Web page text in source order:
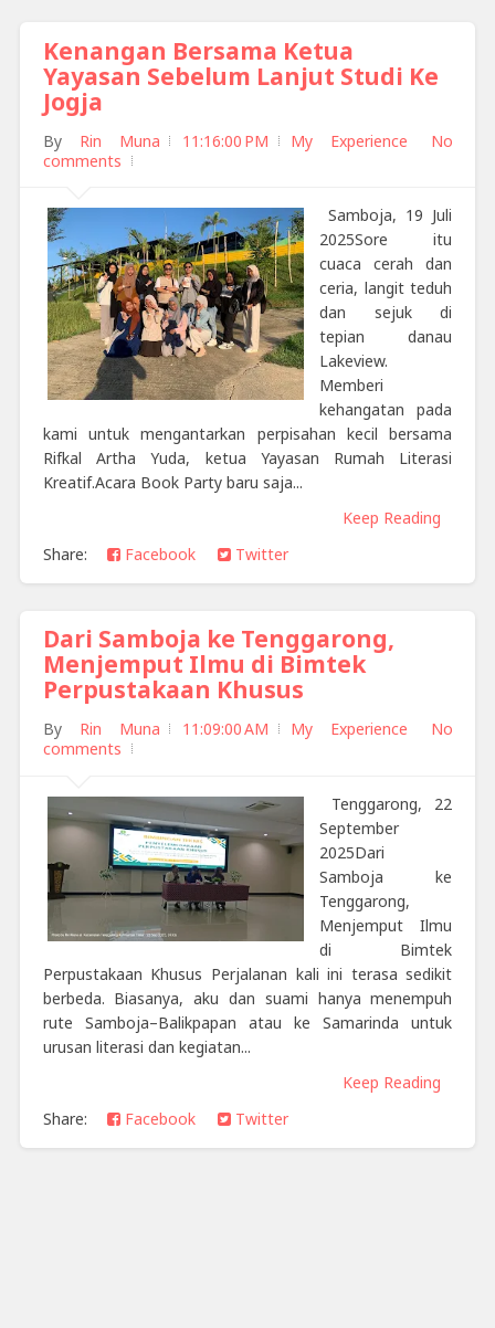
Kenangan Bersama Ketua
Yayasan Sebelum Lanjut Studi Ke
Jogja
By Rin Muna 11:16:00 PM My Experience
No
comments
Samboja, 19 Juli
2025Sore itu
cuaca cerah dan
ceria, langit teduh
dan sejuk di
tepian danau
Lakeview.
Memberi
kehangatan pada
kami untuk mengantarkan perpisahan kecil bersama
Rifkal Artha Yuda, ketua Yayasan Rumah Literasi
Kreatif.Acara Book Party baru saja...
Keep Reading
Share:
Facebook Twitter
Dari Samboja ke Tenggarong,
Menjemput Ilmu di Bimtek
Perpustakaan Khusus
By Rin Muna 11:09:00 AM My Experience
No
comments
Tenggarong, 22
September
2025Dari
Samboja ke
Tenggarong,
Menjemput Ilmu
di Bimtek
Perpustakaan Khusus Perjalanan kali ini terasa sedikit
berbeda. Biasanya, aku dan suami hanya menempuh
rute Samboja–Balikpapan atau ke Samarinda untuk
urusan literasi dan kegiatan...
Keep Reading
Share:
Facebook Twitter